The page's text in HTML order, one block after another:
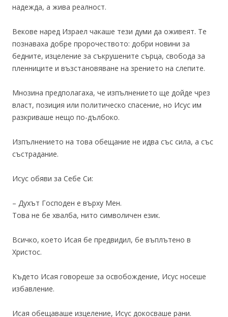
надежда, а жива реалност.
Векове наред Израел чакаше тези думи да оживеят. Те
познаваха добре пророчеството: добри новини за
бедните, изцеление за съкрушените сърца, свобода за
пленниците и възстановяване на зрението на слепите.
Мнозина предполагаха, че изпълнението ще дойде чрез
власт, позиция или политическо спасение, но Исус им
разкриваше нещо по-дълбоко.
Изпълнението на това обещание не идва със сила, а със
състрадание.
Исус обяви за Себе Си:
– Духът Господен е върху Мен.
Това не бе хвалба, нито символичен език.
Всичко, което Исая бе предвидил, бе въплътено в
Христос.
Където Исая говореше за освобождение, Исус носеше
избавление.
Исая обещаваше изцеление, Исус докосваше рани.